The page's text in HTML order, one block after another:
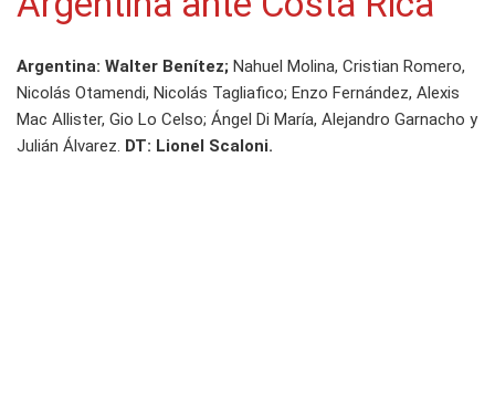
Argentina: Walter Benítez; Nahuel Molina, Cristian Romero,
Nicolás Otamendi, Nicolás Tagliafico; Enzo Fernández, Alexis
Mac Allister, Gio Lo Celso; Ángel Di María, Alejandro Garnacho y
Julián Álvarez. DT: Lionel Scaloni.